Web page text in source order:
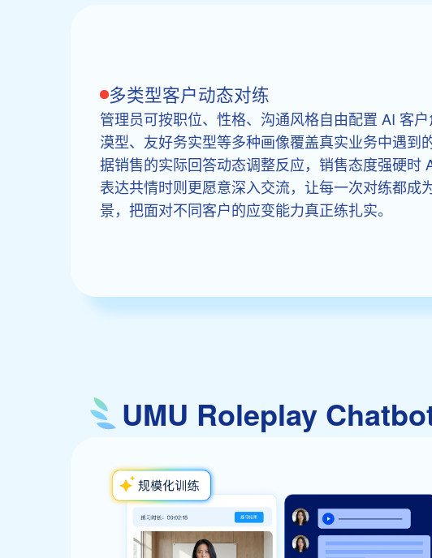
多类型客户动态对练
管理员可按职位、性格、沟通风格自由配置 AI 客
漠型、友好务实型等多种画像覆盖真实业务中遇到
据销售的实际回答动态调整反应，销售态度强硬时
表达共情时则更愿意深入交流，让每一次对练都成
景，把面对不同客户的应变能力真正练扎实。
UMU Roleplay